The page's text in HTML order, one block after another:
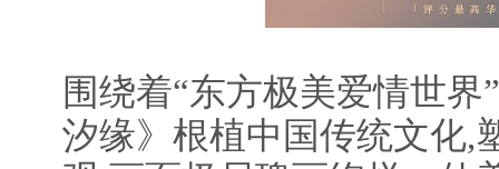
围绕着“东方极美爱情世
汐缘》根植中国传统文化,